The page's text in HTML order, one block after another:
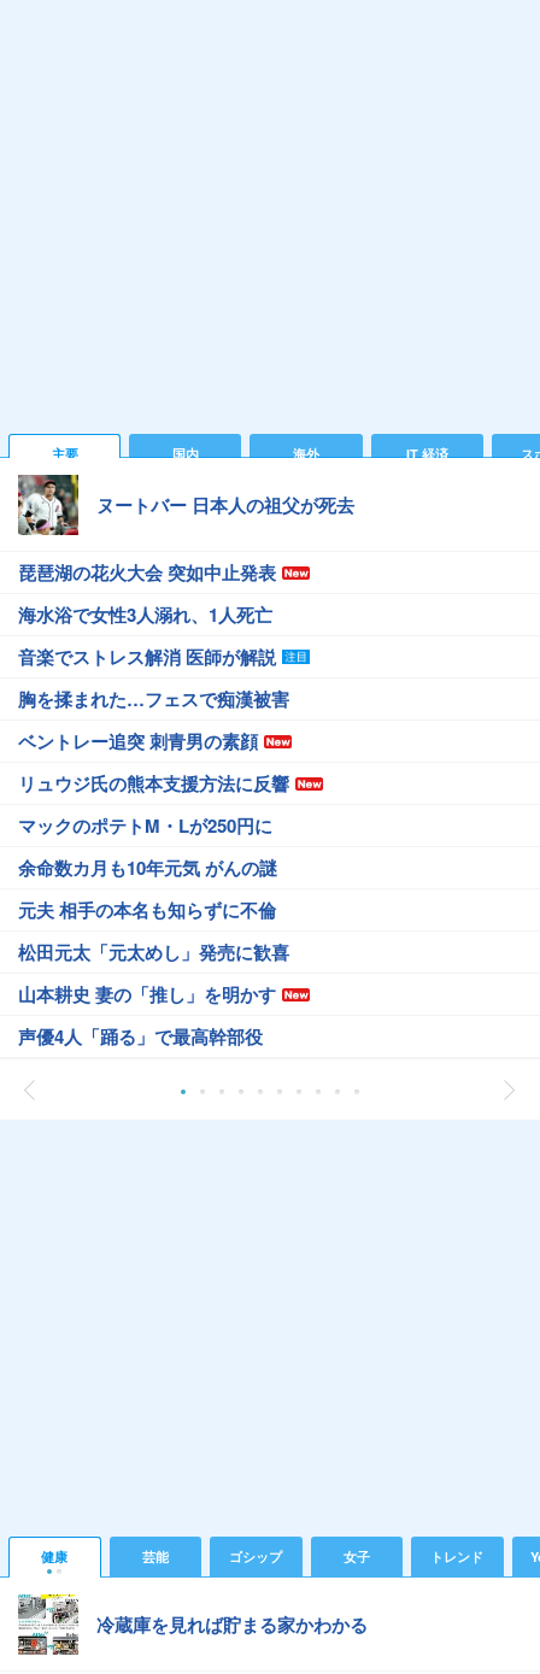
主要 国内 海外 IT 経済 ス
ヌートバー 日本人の祖父が死去
琵琶湖の花火大会 突如中止発表
海水浴で女性3人溺れ、1人死亡
音楽でストレス解消 医師が解説
胸を揉まれた…フェスで痴漢被害
ベントレー追突 刺青男の素顔
リュウジ氏の熊本支援方法に反響
マックのポテトM・Lが250円に
余命数カ月も10年元気 がんの謎
元夫 相手の本名も知らずに不倫
松田元太「元太めし」発売に歓喜
山本耕史 妻の「推し」を明かす
声優4人「踊る」で最高幹部役
健康 芸能 ゴシップ 女子 トレンド
冷蔵庫を見れば貯まる家かわかる